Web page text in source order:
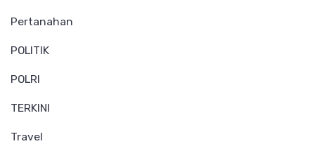
Pertanahan
POLITIK
POLRI
TERKINI
Travel